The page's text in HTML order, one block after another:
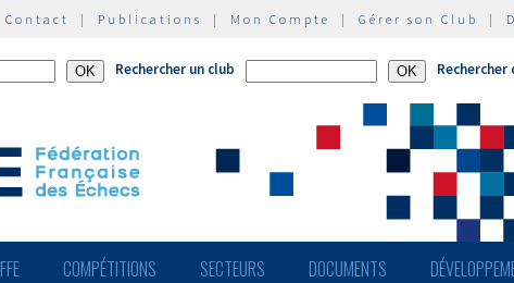
Contact | Publications | Mon Compte | Gérer son Club |
Rechercher un club
FFE COMPÉTITIONS SECTEURS DOCUMENTS